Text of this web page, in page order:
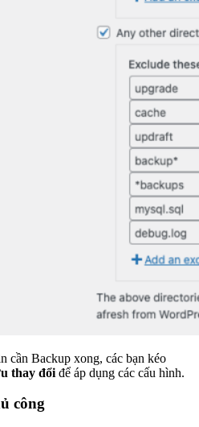
cần Backup xong, các bạn kéo
thay đổi để áp dụng các cấu hình.
công